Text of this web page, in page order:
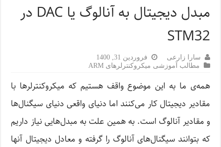
مبدل دیجیتال به آنالوگ یا DAC در
STM32
سارا زارعی
فروردین 31, 1400
مطالب آموزشی میکروکنترلرهای ARM
همه‌ی ما به این موضوع واقف هستیم که میکروکنترلرها با
مقادیر دیجیتال کار می‌کنند اما دنیای واقعی دنیای سیگنال‌ها
و مقادیر آنالوگ است. به همین علت به مبدل‌هایی نیاز داریم
که بتوانند سیگنال‌های آنالوگ را گرفته و معادل دیجیتال آنها